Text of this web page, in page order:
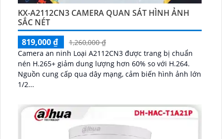
KX-A2112CN3 CAMERA QUAN SÁT HÌNH ẢNH
SẮC NÉT
819,000 ₫
1,260,000 ₫
Camera an ninh Loại A2112CN3 được trang bị chuẩn
nén H.265+ giảm dung lượng hơn 60% so với H.264.
Nguồn cung cấp qua dây mạng, cảm biến hình ảnh lớn
1/2...